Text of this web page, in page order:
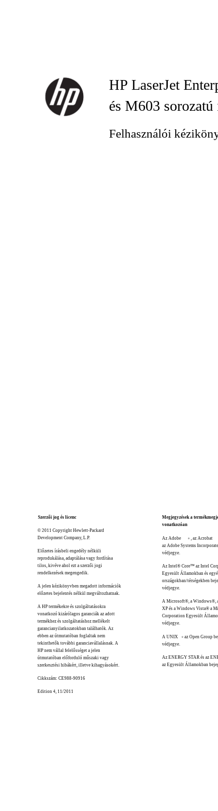
HP LaserJet
és M603
Felhasználói
Szerzői jog és licenc
© 2011 Copyright Hewlett-Packard
Development Company, L.P.
Előzetes írásbeli engedély nélküli
reprodukálása, adaptálása vagy fordítása
tilos, kivéve ahol ezt a szerzői jogi
rendelkezések megengedik.
A jelen kézikönyvben megadott információk
előzetes bejelentés nélkül megváltozhatnak.
A HP termékekre és szolgáltatásokra
vonatkozó kizárólagos garanciák az adott
termékhez és szolgáltatáshoz mellékelt
garancianyilatkozatokban találhatók. Az
ebben az útmutatóban foglaltak nem
tekinthetők további garanciavállalásnak. A
HP nem vállal felelősséget a jelen
útmutatóban előforduló műszaki vagy
szerkesztési hibákért, illetve kihagyásokért.
Cikkszám: CE988-90916
Edition 4, 11/2011
Megjegyzések a
vonatkozóan
Az Adobe ® , az Acrobat
az Adobe Systems
védjegye.
Az Intel® Core™ az Intel
Egyesült Államokban és
országokban/térségekben
védjegye.
A Microsoft®, a Windows®,
XP és a Windows Vista® a
Corporation Egyesült
védjegye.
A UNIX ® az Open Group
védjegye.
Az ENERGY STAR és az
az Egyesült Államokban